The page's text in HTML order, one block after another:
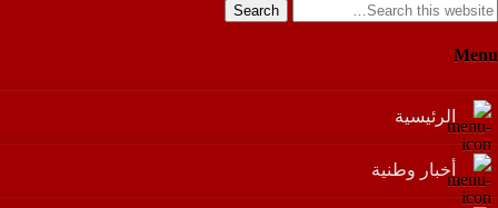
Search
Menu
الرئيسية
أخبار وطنية